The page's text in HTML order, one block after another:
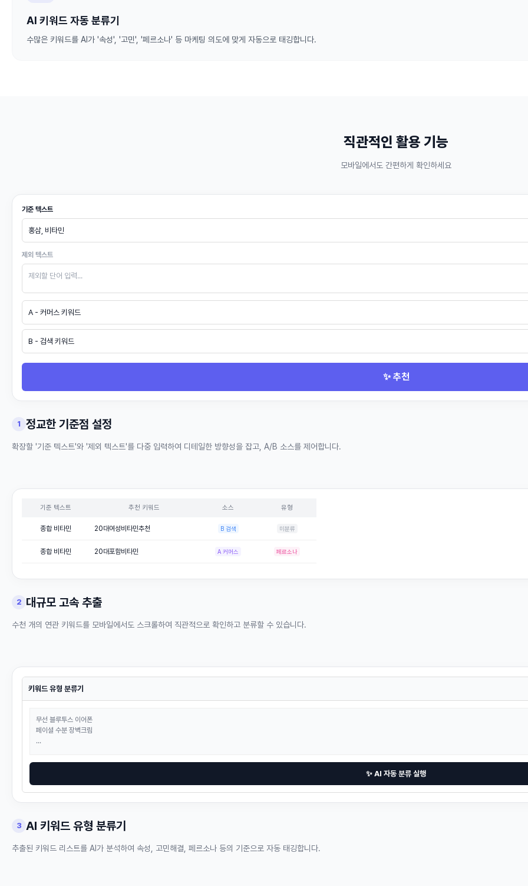
AI 키워드 자동 분류기
수많은 키워드를 AI가 '속성', '고민', '페르소나' 등 마케팅 의도에 맞게 자동으로 태깅합니다.
직관적인 활용 기능
모바일에서도 간편하게 확인하세요
기준 텍스트
홍삼, 비타민
제외 텍스트
제외할 단어 입력...
A - 커머스 키워드
B - 검색 키워드
✨ 추천
1 정교한 기준점 설정
확장할 '기준 텍스트'와 '제외 텍스트'를 다중 입력하여 디테일한 방향성을 잡고, A/B 소스를 제어합니다.
기준 텍스트 추천 키워드 소스 유형
종합 비타민 20대여성비타민추천 B 검색 미분류
종합 비타민 20대포함비타민 A 커머스 페르소나
2 대규모 고속 추출
수천 개의 연관 키워드를 모바일에서도 스크롤하여 직관적으로 확인하고 분류할 수 있습니다.
키워드 유형 분류기
무선 블루투스 이어폰
페이셜 수분 장벽크림
...
✨ AI 자동 분류 실행
3 AI 키워드 유형 분류기
추출된 키워드 리스트를 AI가 분석하여 속성, 고민해결, 페르소나 등의 기준으로 자동 태깅합니다.